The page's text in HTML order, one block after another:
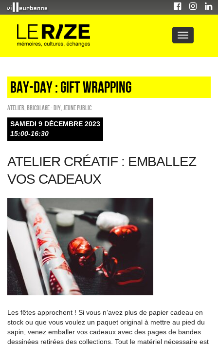
BAY-DAY : GIFT WRAPPING
Atelier Bricolage - DIY Jeune public
SAMEDI 9 DÉCEMBRE 2023
15:00-16:30
ATELIER CRÉATIF : EMBALLEZ
VOS CADEAUX
Les fêtes approchent ! Si vous n’avez plus de papier cadeau en
stock ou que vous voulez un paquet original à mettre au pied du
sapin, venez emballer vos cadeaux avec des pages de bandes
dessinées retirées des collections. Tout le matériel nécessaire est